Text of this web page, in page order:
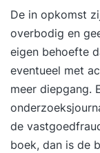
naar
naar elkaar
naar
waar
klanten op
klant *
certificaat
De in opkomst
overbodig en
eigen behoefte
eventueel met
meer diepgang.
de
boek, dan is de